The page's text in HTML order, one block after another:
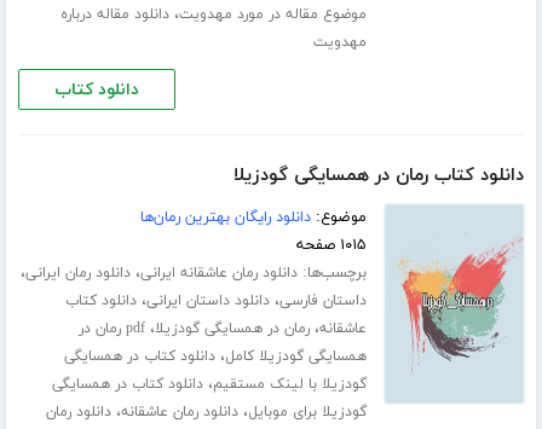
موضوع مقاله در مورد مهدویت،دانلود مقاله درباره
مهدویت
دانلود کتاب
دانلود کتاب رمان در همسایگی گودزیلا
موضوع:دانلود رایگان بهترین رمان‌ها
۱۰۱۵ صفحه
برچسب‌ها:دانلود رمان عاشقانه ایرانی،دانلود رمان ایرانی،
داستان فارسی،دانلود داستان ایرانی،دانلود کتاب
عاشقانه،رمان در همسایگی گودزیلا،
pdf رمان در
همسایگی گودزیلا کامل،دانلود کتاب در همسایگی
گودزیلا با لینک مستقیم،دانلود کتاب در همسایگی
گودزیلا برای موبایل،دانلود رمان عاشقانه،دانلود رمان